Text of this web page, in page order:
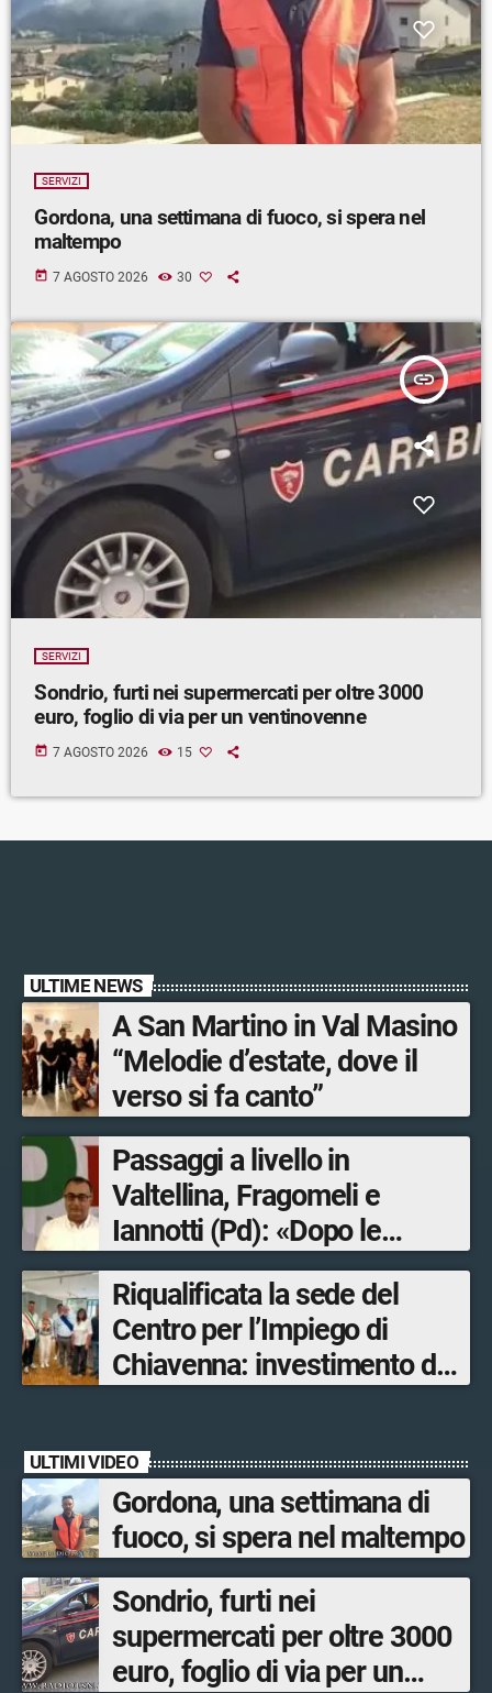
SERVIZI
Gordona, una settimana di fuoco, si spera nel
maltempo
today 7 AGOSTO 2026 30
insert_link
SERVIZI
Sondrio, furti nei supermercati per oltre 3000
euro, foglio di via per un ventinovenne
today 7 AGOSTO 2026 15
ULTIME NEWS
A San Martino in Val Masino
“Melodie d’estate, dove il
verso si fa canto”
Passaggi a livello in
Valtellina, Fragomeli e
Iannotti (Pd): «Dopo le
Olimpiadi solo un terzo delle
opere sostitutive sarà
ultimato entro il 2026»
Riqualificata la sede del
Centro per l’Impiego di
Chiavenna: investimento da
ULTIMI VIDEO
Gordona, una settimana di
fuoco, si spera nel maltempo
Sondrio, furti nei
supermercati per oltre 3000
euro, foglio di via per un